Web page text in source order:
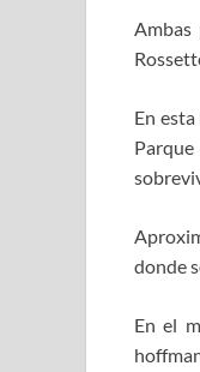
Ambas
En
Parque
donde
En el